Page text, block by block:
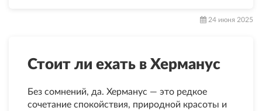
24 июня 2025
Стоит ли ехать в Херманус
Без сомнений, да. Херманус — это редкое
сочетание спокойствия, природной красоты и